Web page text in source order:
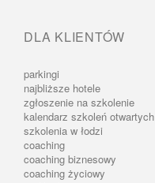
DLA KLIENTÓW
parkingi
najbliższe hotele
zgłoszenie na szkolenie
kalendarz szkoleń otwartych
szkolenia w łodzi
coaching
coaching biznesowy
coaching życiowy